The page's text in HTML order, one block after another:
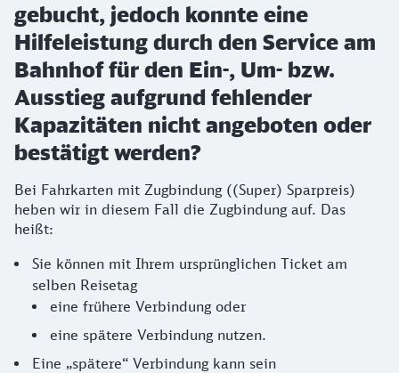
gebucht, jedoch konnte eine
Hilfeleistung durch den Service am
Bahnhof für den Ein-, Um- bzw.
Ausstieg aufgrund fehlender
Kapazitäten nicht angeboten oder
bestätigt werden?
Bei Fahrkarten mit Zugbindung ((Super) Sparpreis)
heben wir in diesem Fall die Zugbindung auf. Das
heißt:
Sie können mit Ihrem ursprünglichen Ticket am
selben Reisetag
eine frühere Verbindung oder
eine spätere Verbindung nutzen.
Eine „spätere“ Verbindung kann sein